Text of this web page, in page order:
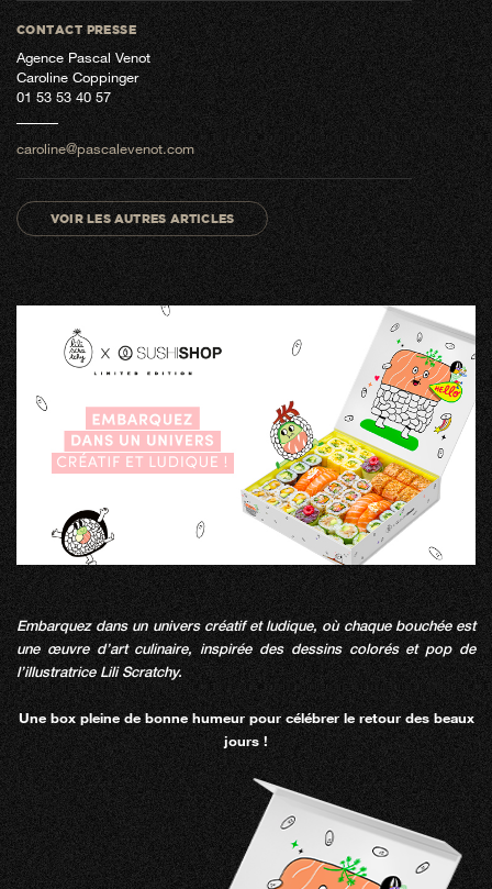
CONTACT PRESSE
Agence Pascal Venot
Caroline Coppinger
01 53 53 40 57
caroline@pascalevenot.com
VOIR LES AUTRES ARTICLES
Embarquez dans un univers créatif et ludique, où chaque bouchée est
une œuvre d’art culinaire, inspirée des dessins colorés et pop de
l’illustratrice Lili Scratchy.
Une box pleine de bonne humeur pour célébrer le retour des beaux
jours !